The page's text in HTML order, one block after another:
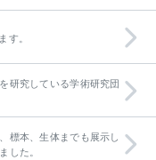
。
研究している学術研究団
標本、生体までも展示し
した。